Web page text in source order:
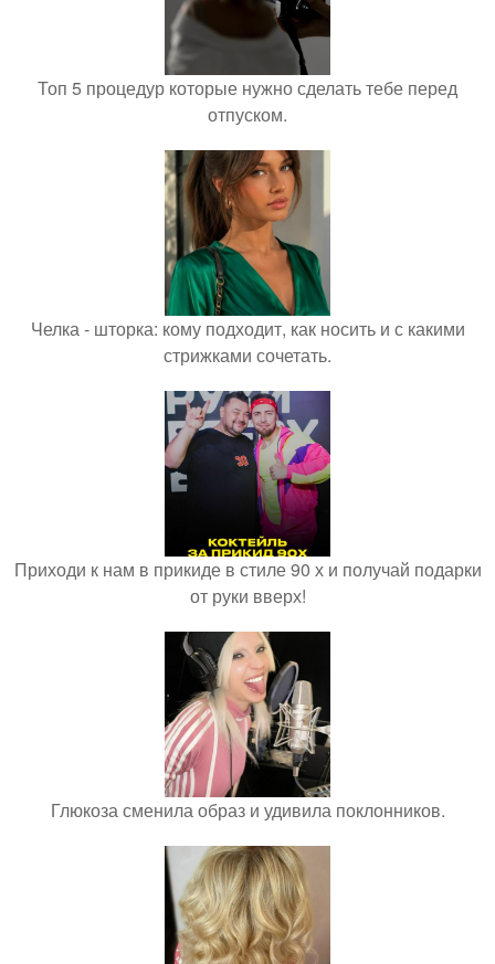
Топ 5 процедур которые нужно сделать тебе перед
отпуском.
Челка - шторка: кому подходит, как носить и с какими
стрижками сочетать.
Приходи к нам в прикиде в стиле 90 х и получай подарки
от руки вверх!
Глюкоза сменила образ и удивила поклонников.